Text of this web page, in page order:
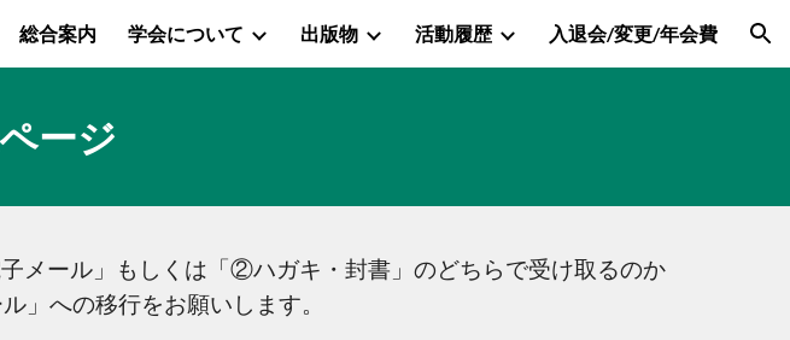
Skip to navigation
総合案内 学会について 出版物 活動履歴 入退会/変更/年会費
ージ
メール」 もしくは「②ハガキ・封書」 のどちらで受け取るのか
」への移行をお願いします。